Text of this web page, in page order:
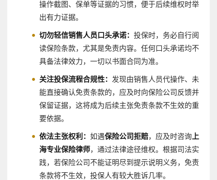
操作截图、保单等证据的习惯，便于后续维权时举
出有力证据。
切勿轻信销售人员口头承诺： 投保时，务必自行阅
读保险条款，尤其是免责内容。任何口头承诺均不
具备法律效力，一切以书面合同为准。
关注投保流程合规性： 发现由销售人员代操作、未
能直接确认免责条款的，应及时向保险公司反馈并
保留证据，这将成为后续主张免责条款不生效的重
要依据。
依法主张权利： 如遇保险公司拒赔，应及时咨询 上
海专业保险律师，通过法律途径维权。根据司法实
践，若保险公司不能证明尽到提示说明义务，免责
条款将不生效，投保人有较大胜诉几率。